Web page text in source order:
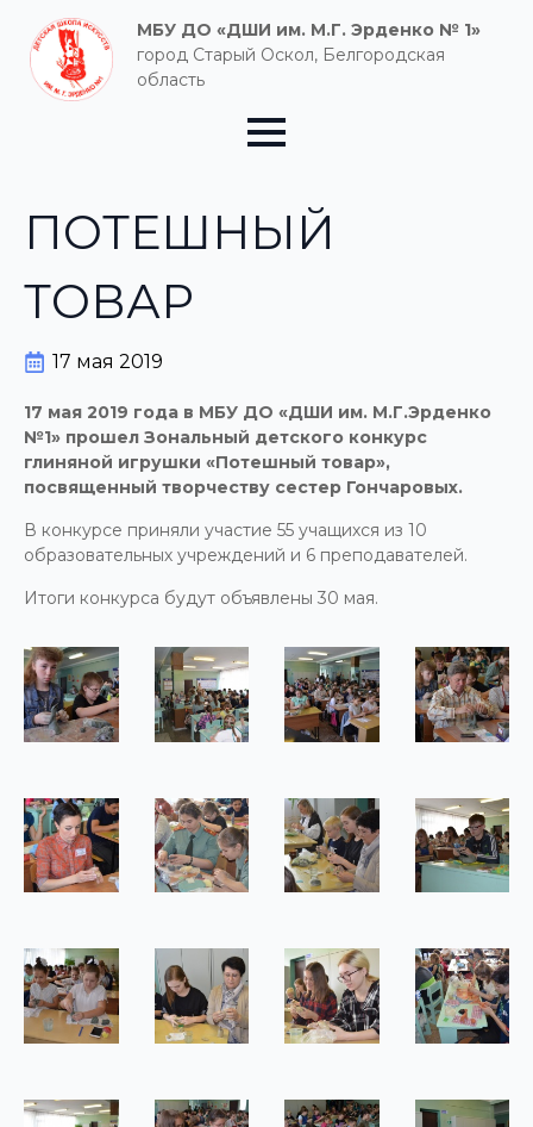
МБУ ДО «ДШИ им. М.Г. Эрденко № 1»
город Старый Оскол, Белгородская
область
ПОТЕШНЫЙ
ТОВАР
17 мая 2019
17 мая 2019 года в МБУ ДО «ДШИ им. М.Г.Эрденко
№1» прошел Зональный детского конкурс
глиняной игрушки «Потешный товар»,
посвященный творчеству сестер Гончаровых.
В конкурсе приняли участие 55 учащихся из 10
образовательных учреждений и 6 преподавателей.
Итоги конкурса будут объявлены 30 мая.